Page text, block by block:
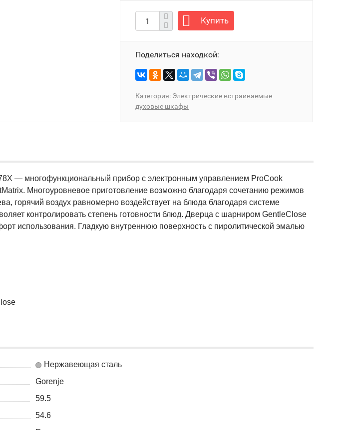
Купить
Поделиться находкой:
Категория: Электрические встраиваемые
духовые шкафы
— многофункциональный прибор с электронным управлением ProCook
Многоуровневое приготовление возможно благодаря сочетанию режимов
горячий воздух равномерно воздействует на блюда благодаря системе
контролировать степень готовности блюд. Дверца с шарниром GentleClose
использования. Гладкую внутреннюю поверхность с пиролитической эмалью
Нержавеющая сталь
Gorenje
59.5
54.6